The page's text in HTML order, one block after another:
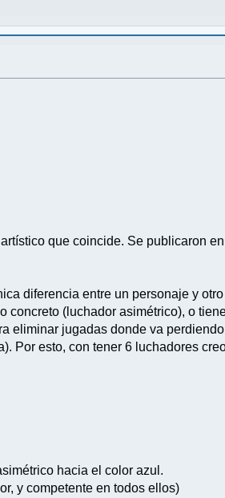
que coincide. Se publicaron
diferencia entre un personaje y
(luchador asimétrico), o
eliminar jugadas donde va
Por esto, con tener 6 luchadores
hacia el color azul.
y competente en todos ellos)